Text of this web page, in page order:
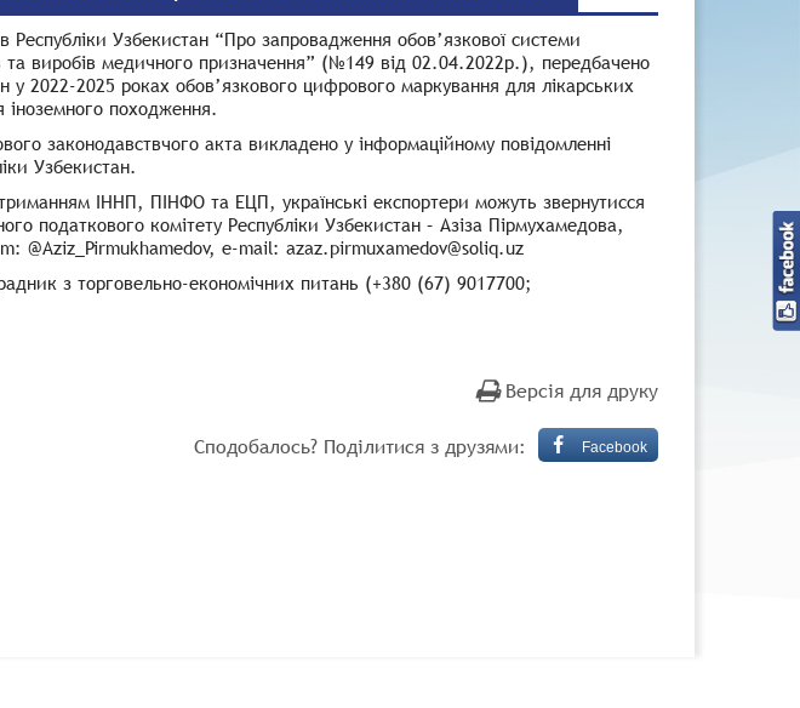
Республіки Узбекистан “Про запровадження обов’язкової системи
та виробів медичного призначення” (№149 від 02.04.2022р.), передбачено
у 2022-2025 роках обов’язкового цифрового маркування для лікарських
іноземного походження.
законодавствчого акта викладено у інформаційному повідомленні
Узбекистан.
ІННП, ПІНФО та ЕЦП, українські експортери можуть звернутисся
податкового комітету Республіки Узбекистан – Азіза Пірмухамедова,
@Aziz_Pirmukhamedov, e-mail: azaz.pirmuxamedov@soliq.uz
з торговельно-економічних питань (+380 (67) 9017700;
Версія для друку
Сподобалось? Поділитися з друзями: Facebook